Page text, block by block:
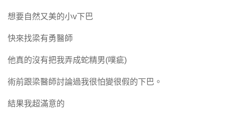
想要自然又美的小v下巴
快來找梁有勇醫師
他真的沒有把我弄成蛇精男(噗疵)
術前跟梁醫師討論過我很怕變很假的下巴。
結果我超滿意的